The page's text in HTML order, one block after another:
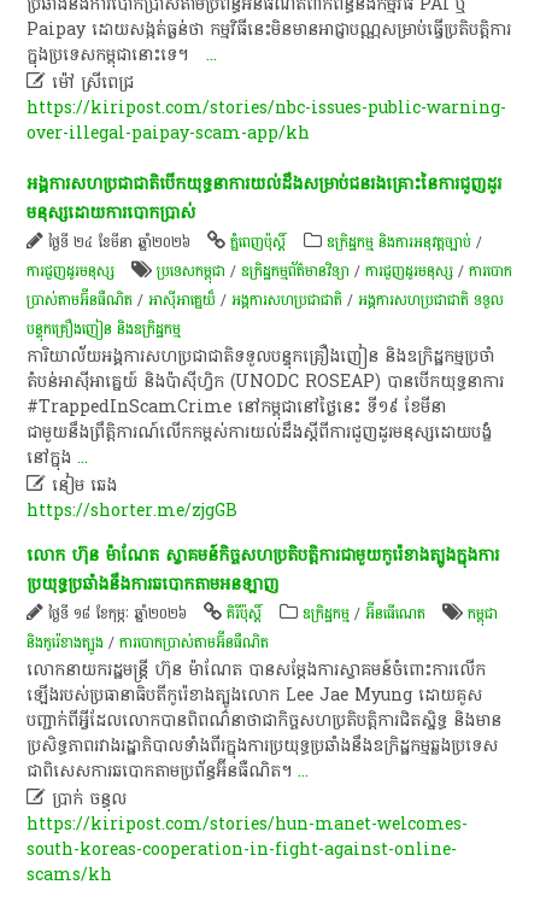
Paipay ដោយសង្កត់ធ្ងន់ថា កម្មវិធីនេះមិនមានអាជ្ញាបណ្ណសម្រាប់ធ្វើប្រតិបត្តិការ
ក្នុងប្រទេសកម្ពុជានោះទេ។...
 ម៉ៅ ស្រីពេជ្រ
https://kiripost.com/stories/nbc-issues-public-warning-
over-illegal-paipay-scam-app/kh
អង្គការសហប្រជាជាតិ​បើក​យុទ្ធនាការ​យល់​ដឹង​សម្រាប់​ជន​រង​គ្រោះ​នៃ​ការ​ជួញដូរ​
មនុស្ស​ដោយ​ការ​បោកប្រាស់​
ថ្ងៃទី ២៤ ខែមីនា ឆ្នាំ២០២៦ ភ្នំពេញប៉ុស្តិ៍ ឧក្រិដ្ឋកម្ម និងការអនុវត្តច្បាប់ /
ការជួញដូរមនុស្ស
ប្រទេសកម្ពុជា /ឧក្រិដ្ឋកម្ម​ព័ត៌មានវិទ្យា /ការជួញដូរមនុស្ស /ការបោក
ប្រាស់តាមអ៊ីនធឺណិត /អាស៊ីអាគ្នេយ៏ /អង្គការសហប្រជាជាតិ /អង្គការសហប្រជាជាតិ​​ ទទួល​
បន្ទុក​គ្រឿងញៀន​ និង​ឧក្រិដ្ឋកម្ម
​ការិយាល័យ​អង្គការសហប្រជាជាតិ​ទទួល​បន្ទុក​គ្រឿងញៀន​ និង​ឧក្រិដ្ឋកម្ម​ប្រចាំ​
តំបន់​អាស៊ី​អាគ្នេយ៍​ និង​ប៉ា​ស៊ី​ហ្វិ​ក​ (UNODC​ ROSEAP)​ បាន​បើក​យុទ្ធនាការ​
#TrappedInScamCrime​ នៅ​កម្ពុជា​នៅ​ថ្ងៃនេះ​ ទី​១៩​ ខែមីនា​
ជាមួយនឹង​ព្រឹត្តិការណ៍​លើកកម្ពស់​ការ​យល់​ដឹង​ស្តី​ពី​ការ​ជួញដូរ​មនុស្ស​ដោយ​បង្ខំ​
នៅ​ក្នុង...
 នៀម ឆេង
https://shorter.me/zjgGB
លោក ហ៊ុន ម៉ាណែត ស្វាគមន៍កិច្ចសហប្រតិបត្តិការជាមួយកូរ៉េខាងត្បូងក្នុងការ
ប្រយុទ្ធប្រឆាំងនឹងការឆបោកតាមអនឡាញ
ថ្ងៃទី ១៨ ខែកុម្ភៈ ឆ្នាំ២០២៦ គិរីប៉ុស្តិ៍ ឧក្រិដ្ឋកម្ម /អ៊ីនធើណេត
កម្ពុជា
និងកូរ៉េខាងត្បូង /ការបោកប្រាស់តាមអ៊ីនធឺណិត
លោកនាយករដ្ឋមន្ត្រី ហ៊ុន ម៉ាណែត បានសម្តែងការស្វាគមន៍ចំពោះការលើក
ឡើងរបស់ប្រធានាធិបតីកូរ៉េខាងត្បូងលោក Lee Jae Myung ដោយគូស
បញ្ជាក់ពីអ្វីដែលលោកបានពិពណ៌នាថាជាកិច្ចសហប្រតិបត្តិការជិតស្និទ្ធ និងមាន
ប្រសិទ្ធភាពរវាងរដ្ឋាភិបាលទាំងពីរក្នុងការប្រយុទ្ធប្រឆាំងនឹងឧក្រិដ្ឋកម្មឆ្លងប្រទេស
ជាពិសេសការឆបោកតាមប្រព័ន្ធអ៊ីនធឺណិត។...
 ប្រាក់ ចន្ធុល
https://kiripost.com/stories/hun-manet-welcomes-
south-koreas-cooperation-in-fight-against-online-
scams/kh